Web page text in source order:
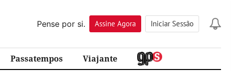
Pense por si.
Assine Agora Iniciar Sessão
Passatempos Viajante